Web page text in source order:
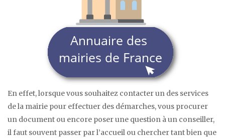
En effet, lorsque vous souhaitez contacter un des services
de la mairie pour effectuer des démarches, vous procurer
un document ou encore poser une question à un conseiller,
il faut souvent passer par l’accueil ou chercher tant bien que